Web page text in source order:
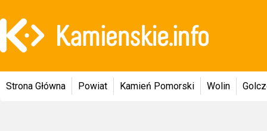
Strona Główna Powiat Kamień Pomorski Wolin